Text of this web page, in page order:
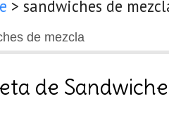
> sandwiches de
de mezcla
de